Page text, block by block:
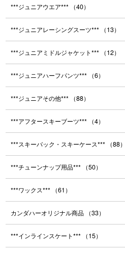
***ジュニアウエア*** （40）
***ジュニアレーシングスーツ*** （13）
***ジュニアミドルジャケット*** （12）
***ジュニアハーフパンツ*** （6）
***ジュニアその他*** （88）
***アフタースキーブーツ*** （4）
***スキーバック・スキーケース*** （88）
***チューンナップ用品*** （50）
***ワックス*** （61）
カンダハーオリジナル商品 （33）
***インラインスケート*** （15）